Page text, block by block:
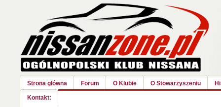
Strona główna Forum O Klubie O Stowarzyszeniu
Kontakt: